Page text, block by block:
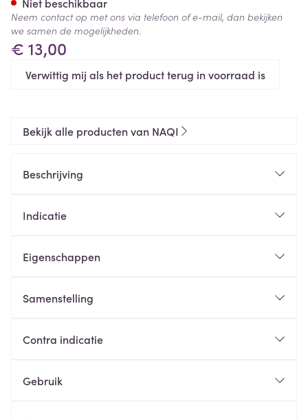
€ 13,00
Verwittig mij als het product terug in voorraad is
Neem contact op met ons via telefoon of e-mail, dan bekijken
we samen de mogelijkheden.
Bekijk alle producten van NAQI
Beschrijving
Indicatie
Eigenschappen
Samenstelling
Contra indicatie
Gebruik